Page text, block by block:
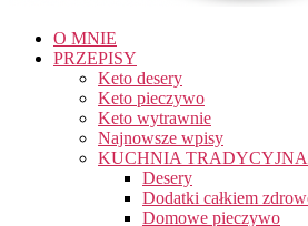
O MNIE
PRZEPISY
Keto desery
Keto pieczywo
Keto wytrawnie
Najnowsze wpisy
KUCHNIA TRADYCYJNA
Desery
Dodatki całkiem
Domowe pieczywo